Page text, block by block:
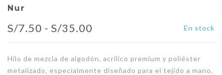
Nur
S/7.50 - S/35.00
de
precios:
En stock
Hilo de mezcla de algodón, acrílico premium y poliéster
metalizado, especialmente diseñado para el tejido a mano.